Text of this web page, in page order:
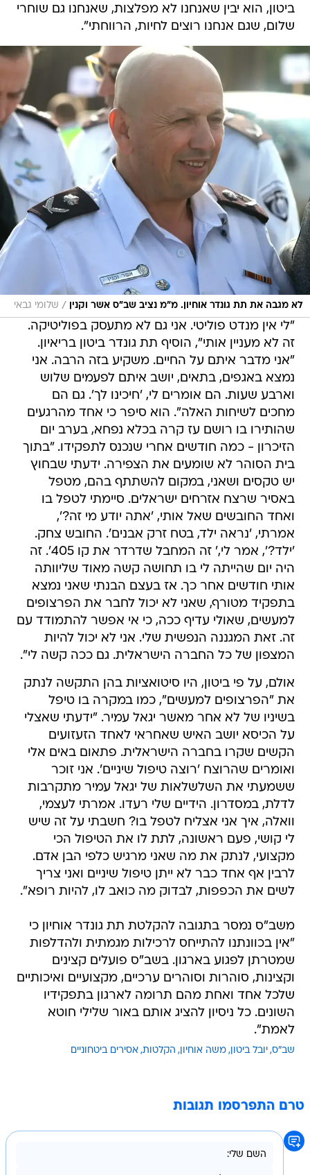
ביטון, הוא יבין שאנחנו לא מפלצות, שאנחנו גם שוחרי
שלום, שגם אנחנו רוצים לחיות, הרווחתי".
לא מגבה את תת גונדר אוחיון. מ"מ נציב שב"ס אשר וקנין / שלומי גבאי
"לי אין מנדט פוליטי. אני גם לא מתעסק בפוליטיקה.
זה לא מעניין אותי", הוסיף תת גונדר ביטון בריאיון.
"אני מדבר איתם על החיים. משקיע בזה הרבה. אני
נמצא באגפים, בתאים, יושב איתם לפעמים שלוש
וארבע שעות. הם אומרים לי, 'חיכינו לך'. גם הם
מחכים לשיחות האלה". הוא סיפר כי אחד מהרגעים
שהותירו בו רושם עז קרה בכלא נפחא, בערב יום
הזיכרון - כמה חודשים אחרי שנכנס לתפקידו. "בתוך
בית הסוהר לא שומעים את הצפירה. ידעתי שבחוץ
יש טקסים ושאני, במקום להשתתף בהם, מטפל
באסיר שרצח אזרחים ישראלים. סיימתי לטפל בו
ואחד החובשים שאל אותי, 'אתה יודע מי זה?',
אמרתי, 'נראה ילד, בטח זרק אבנים'. החובש צחק.
'ילד?', אמר לי,' זה המחבל שדרדר את קו 405'. זה
היה יום שהייתה לי בו תחושה קשה מאוד שליוותה
אותי חודשים אחר כך. אז בעצם הבנתי שאני נמצא
בתפקיד מטורף, שאני לא יכול לחבר את הפרצופים
למעשים, שאולי עדיף ככה, כי אי אפשר להתמודד עם
זה. זאת המגננה הנפשית שלי. אני לא יכול להיות
המצפון של כל החברה הישראלית. גם ככה קשה לי".
אולם, על פי ביטון, היו סיטואציות בהן התקשה לנתק
את "הפרצופים למעשים", כמו במקרה בו טיפל
בשיניו של לא אחר מאשר יגאל עמיר. "ידעתי שאצלי
על הכיסא יושב האיש שאחראי לאחד הזעזועים
הקשים שקרו בחברה הישראלית. פתאום באים אלי
ואומרים שהרוצח 'רוצה טיפול שיניים'. אני זוכר
ששמעתי את השלשלאות של יגאל עמיר מתקרבות
לדלת, במסדרון. הידיים שלי רעדו. אמרתי לעצמי,
וואלה, איך אני אצליח לטפל בו? חשבתי על זה שיש
לי קושי, פעם ראשונה, לתת לו את הטיפול הכי
מקצועי, לנתק את מה שאני מרגיש כלפי הבן אדם.
לרבין אף אחד כבר לא ייתן טיפול שיניים ואני צריך
לשים את הכפפות, לבדוק מה כואב לו, להיות רופא".
משב"ס נמסר בתגובה להקלטת תת גונדר אוחיון כי
"אין בכוונתנו להתייחס לרכילות מגמתית ולהדלפות
שמטרתן לפגוע בארגון. בשב"ס פועלים קצינים
וקצינות, סוהרות וסוהרים ערכיים, מקצועיים ואיכותיים
שלכל אחד ואחת מהם תרומה לארגון בתפקידיו
השונים. כל ניסיון להציג אותם באור שלילי חוטא
לאמת".
שב"ס יובל ביטון משה אוחיון הקלטות אסירים ביטחוניים
טרם התפרסמו תגובות